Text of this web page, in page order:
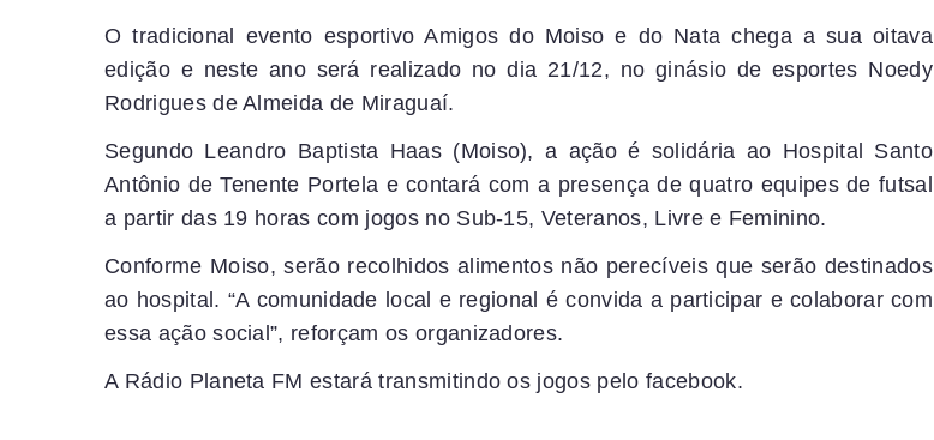
O tradicional evento esportivo Amigos do Moiso e do Nata chega a sua oitava
edição e neste ano será realizado no dia 21/12, no ginásio de esportes Noedy
Rodrigues de Almeida de Miraguaí.
Segundo Leandro Baptista Haas (Moiso), a ação é solidária ao Hospital Santo
Antônio de Tenente Portela e contará com a presença de quatro equipes de futsal
a partir das 19 horas com jogos no Sub-15, Veteranos, Livre e Feminino.
Conforme Moiso, serão recolhidos alimentos não perecíveis que serão destinados
ao hospital. “A comunidade local e regional é convida a participar e colaborar com
essa ação social”, reforçam os organizadores.
A Rádio Planeta FM estará transmitindo os jogos pelo facebook.